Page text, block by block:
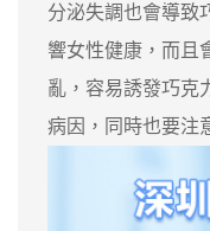
分泌失調也會導致
響女性健康，而且
亂，容易誘發巧克
病因，同時也要注